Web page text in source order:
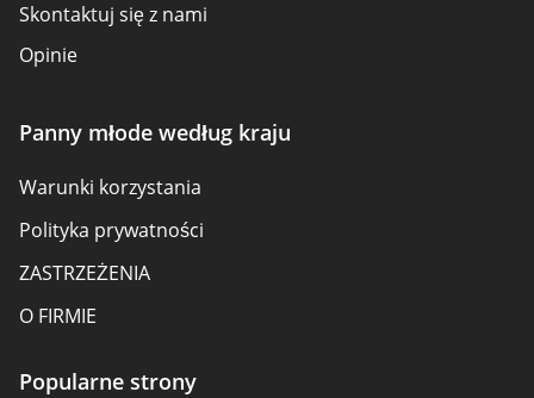
Skontaktuj się z nami
Opinie
Panny młode według kraju
Warunki korzystania
Polityka prywatności
ZASTRZEŻENIA
O FIRMIE
Popularne strony